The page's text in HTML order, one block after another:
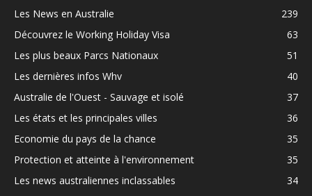
Les News en Australie
239
Découvrez le Working Holiday Visa
63
Les plus beaux Parcs Nationaux
51
Les dernières infos Whv
40
Australie de l'Ouest - Sauvage et isolé
37
Les états et les principales villes
36
Economie du pays de la chance
35
Protection et atteinte à l'environnement
35
Les news australiennes inclassables
34